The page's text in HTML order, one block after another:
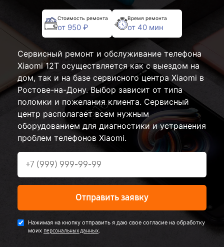
Стоимость ремонта
от 950 ₽
Время ремонта
от 40 мин
Сервисный ремонт и обслуживание телефона
Xiaomi 12T осуществляется как с выездом на
дом, так и на базе сервисного центра Xiaomi в
Ростове-на-Дону. Выбор зависит от типа
поломки и пожелания клиента. Сервисный
центр располагает всем нужным
оборудованием для диагностики и устранения
проблем телефонов Xiaomi.
Отправить заявку
Нажимая на кнопку отправить я даю свое согласие на обработку
моих персональных данных.